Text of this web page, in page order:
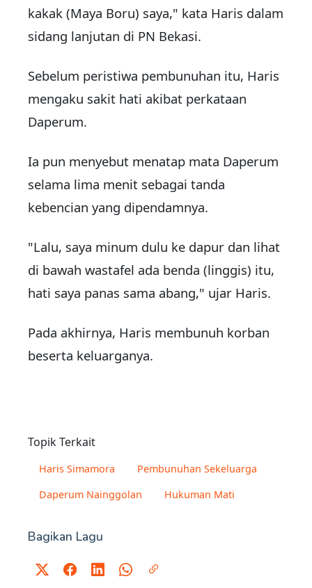
kakak (Maya Boru) saya," kata Haris dalam
sidang lanjutan di PN Bekasi.
Sebelum peristiwa pembunuhan itu, Haris
mengaku sakit hati akibat perkataan
Daperum.
Ia pun menyebut menatap mata Daperum
selama lima menit sebagai tanda
kebencian yang dipendamnya.
"Lalu, saya minum dulu ke dapur dan lihat
di bawah wastafel ada benda (linggis) itu,
hati saya panas sama abang," ujar Haris.
Pada akhirnya, Haris membunuh korban
beserta keluarganya.
Topik Terkait
Haris Simamora
Pembunuhan Sekeluarga
Daperum Nainggolan
Hukuman Mati
Bagikan Lagu